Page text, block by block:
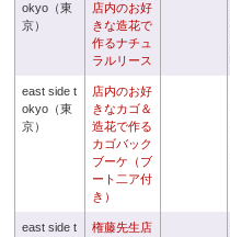
okyo（東
京）
店内のお好
きな造花で
作るナチュ
ラルリース
east side t
okyo（東
京）
店内のお好
きなカゴ＆
造花で作る
カゴバック
ブーケ（ブ
ート二ア付
き）
east side t
権藤先生店